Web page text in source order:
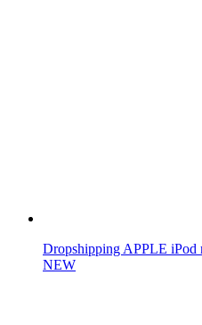
Dropshipping APPLE
NEW